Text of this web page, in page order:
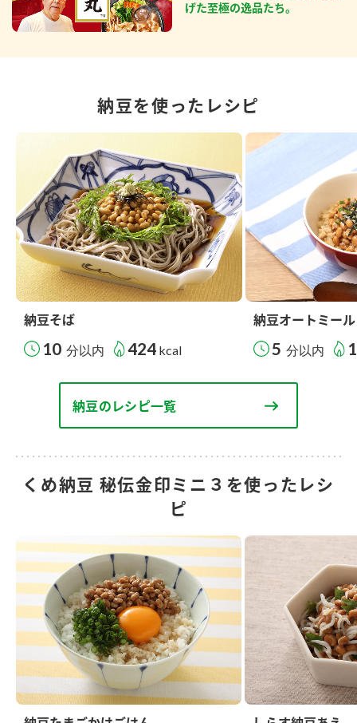
げた至極の逸品たち。
納豆を使ったレシピ
納豆そば
10 分以内 424 kcal
納豆オートミール
5 分以内
納豆のレシピ一覧
くめ納豆 秘伝金印ミニ３を使ったレシ
ピ